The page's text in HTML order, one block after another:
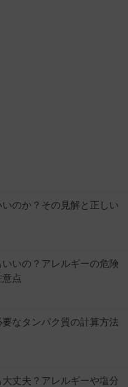
のか？その見解と正しい
いの？アレルギーの危険
点
なタンパク質の計算方法
丈夫？アレルギーや塩分